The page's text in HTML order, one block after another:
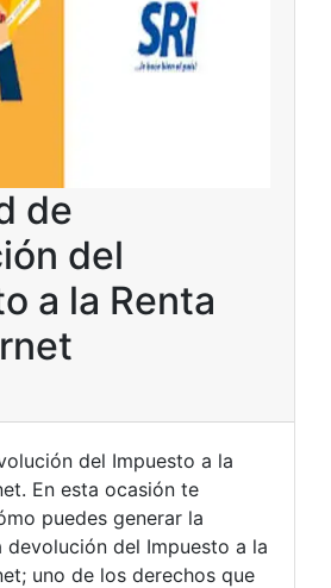
de
del
a la Renta
del Impuesto a la
En esta ocasión te
puedes generar la
devolución del Impuesto a la
uno de los derechos que